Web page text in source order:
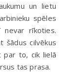
un lietu
spēles
rīkoties.
šādus cilvēkus
par to, cik lielā
tas prasa.